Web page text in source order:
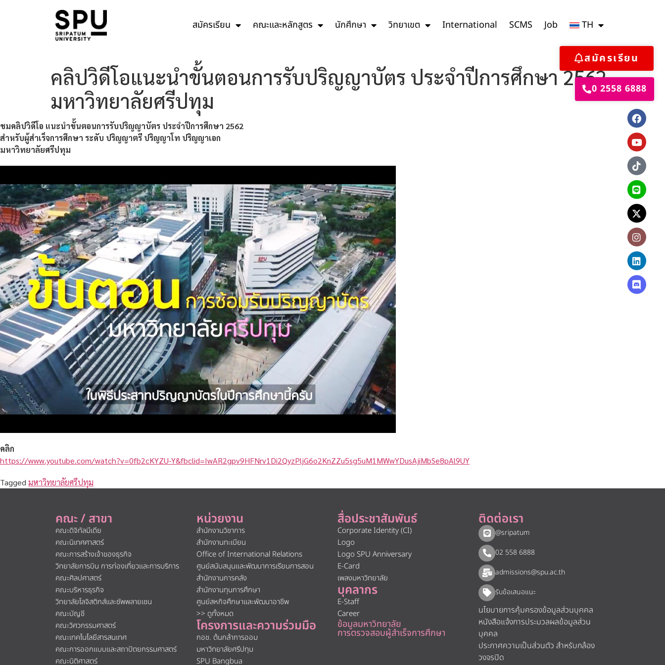
สมัครเรียน คณะและหลักสูตร นักศึกษา วิทยาเขต International SCMS Job TH
สมัครเรียน
0 2558 6888
คลิปวิดีโอแนะนำขั้นตอนการรับปริญญาบัตร ประจำปีการศึกษา 2562
มหาวิทยาลัยศรีปทุม
ชมคลิปวิดีโอ แนะนำขั้นตอนการรับปริญญาบัตร ประจำปีการศึกษา 2562
สำหรับผู้สำเร็จการศึกษา ระดับ ปริญญาตรี ปริญญาโท ปริญญาเอก
มหาวิทยาลัยศรีปทุม
คลิก
https://www.youtube.com/watch?v=0fb2cKYZU-Y&fbclid=IwAR2gpv9HFNrv1Di2QyzPljG6o2KnZZu5sg5uM1MWwYDusAjiMbSe8pAl9UY
Tagged มหาวิทยาลัยศรีปทุม
คณะ / สาขา
คณะดิจิทัลมีเดีย
คณะนิเทศศาสตร์
คณะการสร้างเจ้าของธุรกิจ
วิทยาลัยการบิน การท่องเที่ยวและการบริการ
คณะศิลปศาสตร์
คณะบริหารธุรกิจ
วิทยาลัยโลจิสติกส์และซัพพลายเชน
คณะบัญชี
คณะวิศวกรรมศาสตร์
คณะเทคโนโลยีสารสนเทศ
คณะการออกแบบและสถาปัตยกรรมศาสตร์
คณะนิติศาสตร์
หน่วยงาน
สำนักงานวิชาการ
สำนักงานทะเบียน
Office of International Relations
ศูนย์สนับสนุนและพัฒนาการเรียนการสอน
สำนักงานการคลัง
สำนักงานทุนการศึกษา
ศูนย์สหกิจศึกษาและพัฒนาอาชีพ
>> ดูทั้งหมด
โครงการและความร่วมมือ
กอช. ต้นกล้าการออม
มหาวิทยาลัยศรีปทุม
SPU Bangbua
สื่อประชาสัมพันธ์
Corporate Identity (CI)
Logo
Logo SPU Anniversary
E-Card
เพลงมหาวิทยาลัย
บุคลากร
E-Staff
Career
ข้อมูลมหาวิทยาลัย
การตรวจสอบผู้สำเร็จการศึกษา
ติดต่อเรา
@sripatum
02 558 6888
admissions@spu.ac.th
รับข้อเสนอแนะ​
นโยบายการคุ้มครองข้อมูลส่วนบุคคล
หนังสือแจ้งการประมวลผลข้อมูลส่วน
บุคคล
ประกาศความเป็นส่วนตัว สำหรับกล้อง
วงจรปิด